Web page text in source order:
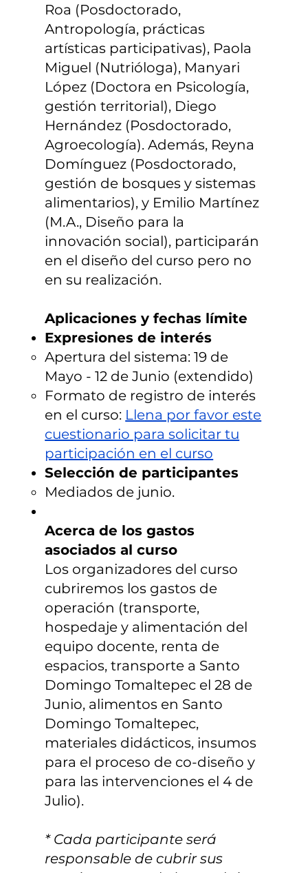
Roa (Posdoctorado,
Antropología, prácticas
artísticas participativas), Paola
Miguel (Nutrióloga), Manyari
López (Doctora en Psicología,
gestión territorial), Diego
Hernández (Posdoctorado,
Agroecología). Además, Reyna
Domínguez (Posdoctorado,
gestión de bosques y sistemas
alimentarios), y Emilio Martínez
(M.A., Diseño para la
innovación social), participarán
en el diseño del curso pero no
en su realización.
Aplicaciones y fechas límite
Expresiones de interés
Apertura del sistema: 19 de
Mayo - 12 de Junio (extendido)
Formato de registro de interés
en el curso: Llena por favor este
cuestionario para solicitar tu
participación en el curso
Selección de participantes
Mediados de junio.
Acerca de los gastos
asociados al curso
Los organizadores del curso
cubriremos los gastos de
operación (transporte,
hospedaje y alimentación del
equipo docente, renta de
espacios, transporte a Santo
Domingo Tomaltepec el 28 de
Junio, alimentos en Santo
Domingo Tomaltepec,
materiales didácticos, insumos
para el proceso de co-diseño y
para las intervenciones el 4 de
Julio).
* Cada participante será
responsable de cubrir sus